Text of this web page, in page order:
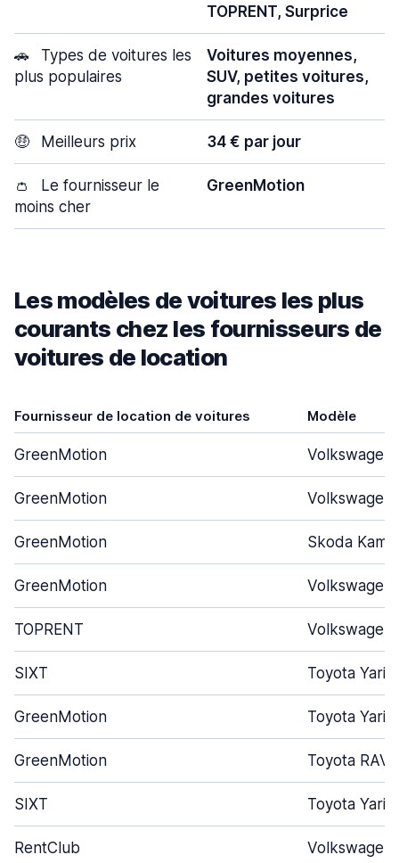
TOPRENT, Surprice
🚗
Types de voitures les
plus populaires
Voitures moyennes,
SUV, petites voitures,
grandes voitures
🤑 Meilleurs prix 34 € par jour
👛
Le fournisseur le
moins cher
GreenMotion
Les modèles de voitures les plus
courants chez les fournisseurs de
voitures de location
Fournisseur de location de voitures Modèle
GreenMotion Volkswagen
GreenMotion Volkswagen
GreenMotion Skoda Kamiq
GreenMotion Volkswagen
TOPRENT Volkswagen
SIXT Toyota Yaris
GreenMotion Toyota Yaris
GreenMotion Toyota RAV4
SIXT Toyota Yaris
RentClub Volkswagen